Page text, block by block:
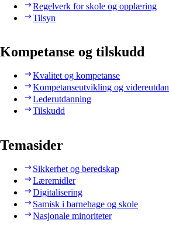
Regelverk for skole og opplæring
Tilsyn
Kompetanse og tilskudd
Kvalitet og kompetanse
Kompetanseutvikling og
Lederutdanning
Tilskudd
Temasider
Sikkerhet og beredskap
Læremidler
Digitalisering
Samisk i barnehage og skole
Nasjonale minoriteter